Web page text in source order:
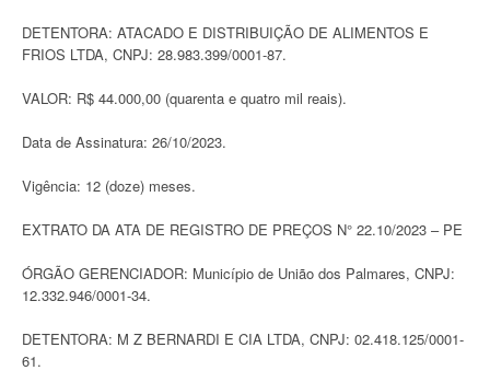
DETENTORA: ATACADO E DISTRIBUIÇÃO DE ALIMENTOS E
FRIOS LTDA, CNPJ: 28.983.399/0001-87.
VALOR: R$ 44.000,00 (quarenta e quatro mil reais).
Data de Assinatura: 26/10/2023.
Vigência: 12 (doze) meses.
EXTRATO DA ATA DE REGISTRO DE PREÇOS N° 22.10/2023 – PE
ÓRGÃO GERENCIADOR: Município de União dos Palmares, CNPJ:
12.332.946/0001-34.
DETENTORA: M Z BERNARDI E CIA LTDA, CNPJ: 02.418.125/0001-
61.